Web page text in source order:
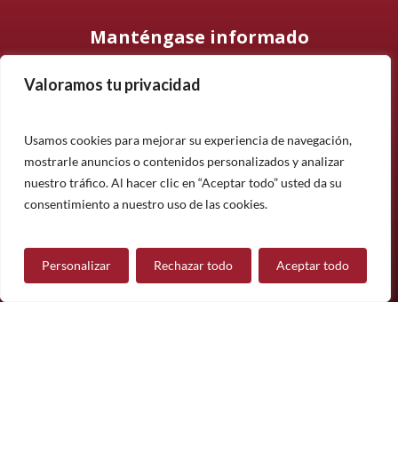
Valoramos tu privacidad
Usamos cookies para mejorar su experiencia de navegación,
mostrarle anuncios o contenidos personalizados y analizar
nuestro tráfico. Al hacer clic en “Aceptar todo” usted da su
consentimiento a nuestro uso de las cookies.
Personalizar Rechazar todo Aceptar todo
Manténgase informado
Suscríbase a nuestro boletín informativo y manténgase
noticias.
Suscríbete
¿Tiene alguna pregunta?
Contáctanos